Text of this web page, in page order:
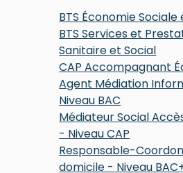
BTS Économie
BTS Services et
Sanitaire et Social
CAP Accompagnant
Agent Médiation
Niveau BAC
Médiateur Social
- Niveau CAP
Responsable-
domicile - Niveau